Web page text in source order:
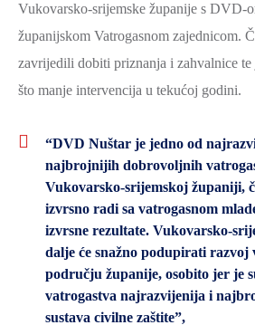
Vukovarsko-srijemske županije s DVD-
županijskom Vatrogasnom zajednicom.
zavrijedili dobiti priznanja i zahvalnice te
što manje intervencija u tekućoj godini.
“DVD Nuštar je jedno od
najbrojnijih dobrovoljnih
Vukovarsko-srijemskoj županiji,
izvrsno radi sa vatrogasnom
izvrsne rezultate. Vukovarsko-
dalje će snažno podupirati razvoj
području županije, osobito jer je
vatrogastva najrazvijenija i
sustava civilne zaštite”,